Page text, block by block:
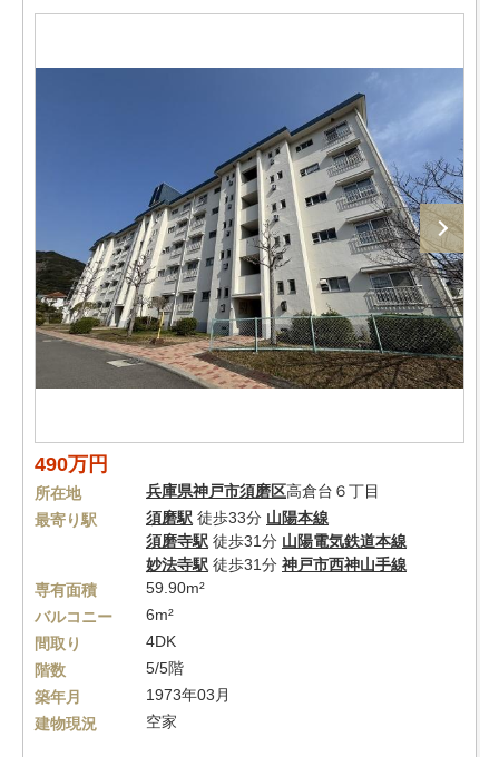
490万円
所在地 兵庫県神戸市須磨区高倉台６丁目
最寄り駅
須磨駅 徒歩33分 山陽本線
須磨寺駅 徒歩31分 山陽電気鉄道本線
妙法寺駅 徒歩31分 神戸市西神山手線
専有面積
59.90m²
バルコニー
6m²
間取り
4DK
階数
5/5階
築年月
1973年03月
建物現況
空家